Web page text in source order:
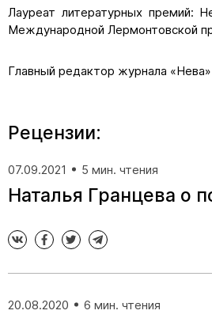
Лауреат литературных премий:
Международной Лермонтовской
Главный редактор журнала
Рецензии:
07.09.2021 5 мин. чтения
Наталья Гранцева о
20.08.2020 6 мин. чтения